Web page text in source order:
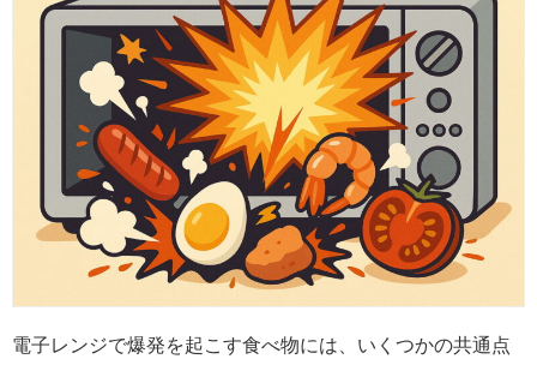
電子レンジで爆発を起こす食べ物には、いくつかの共通点